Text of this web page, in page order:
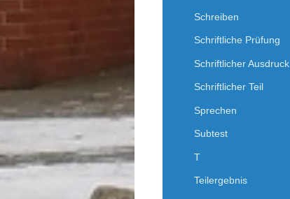
Schreiben
Schriftliche Prüfung
Schriftlicher Ausdruck
Schriftlicher Teil
Sprechen
Subtest
T
Teilergebnis